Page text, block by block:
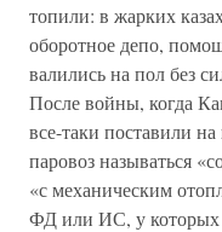
топили: в жарких
оборотное депо,
валились на пол без
После войны, когда
все-таки поставили
паровоз называться
«с механическим
ФД или ИС, у которых